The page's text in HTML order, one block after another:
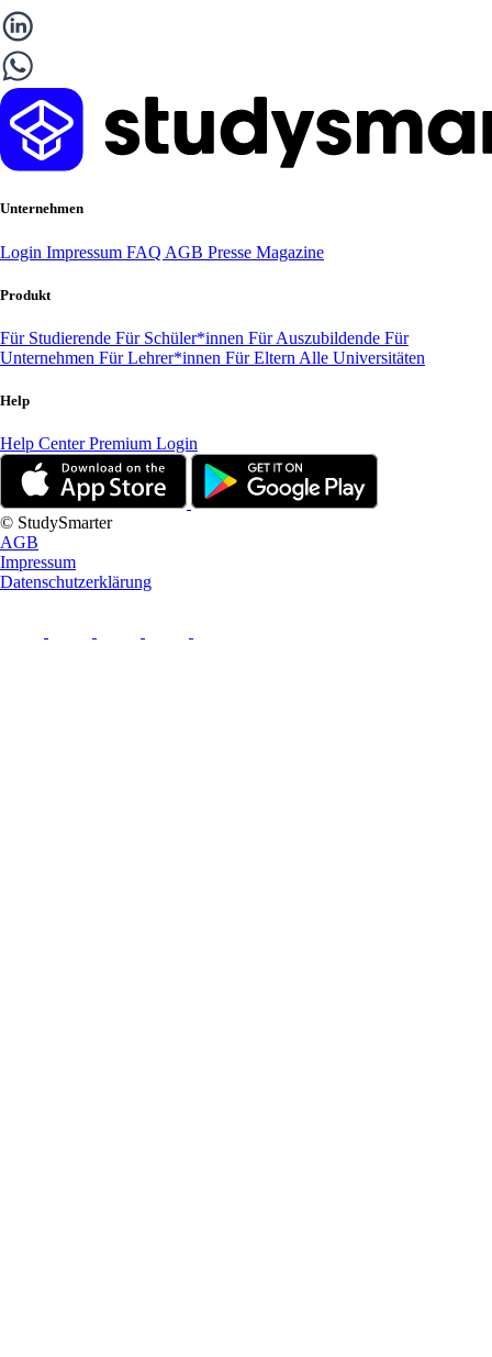
Unternehmen
Login Impressum FAQ AGB Presse Magazine
Produkt
Für Studierende Für Schüler*innen Für Auszubildende Für
Unternehmen Für Lehrer*innen Für Eltern Alle Universitäten
Help
Help CenterPremium Login
© StudySmarter
AGB
Impressum
Datenschutzerklärung